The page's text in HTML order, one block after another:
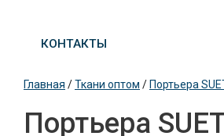
КОНТАКТЫ
Главная /Ткани оптом /Портьера
Портьера